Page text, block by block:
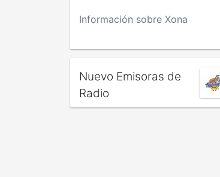
Información sobre Xona
Nuevo Emisoras de
Radio